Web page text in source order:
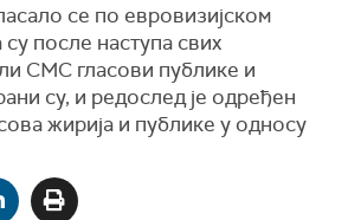
се по евровизијском
после наступа свих
СМС гласови публике и
су, и редослед је одређен
жирија и публике у односу